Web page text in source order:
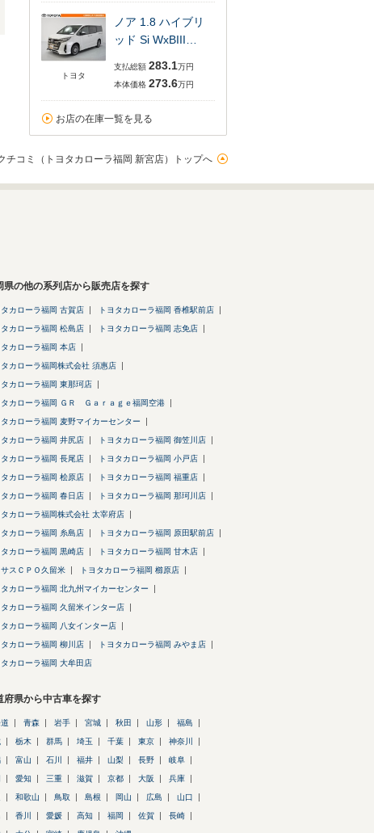
トヨタ
ノア 1.8 ハイブリ
ッド Si WxBIII…
支払総額 283.1万円
本体価格 273.6万円
お店の在庫一覧を見る
コミ（トヨタカローラ福岡 新宮店）トップへ
県の他の系列店から販売店を探す
タカローラ福岡 古賀店 トヨタカローラ福岡 香椎駅前店
タカローラ福岡 松島店 トヨタカローラ福岡 志免店
タカローラ福岡 本店
タカローラ福岡株式会社 須惠店
タカローラ福岡 東那珂店
タカローラ福岡 ＧＲ Ｇａｒａｇｅ福岡空港
タカローラ福岡 麦野マイカーセンター
タカローラ福岡 井尻店 トヨタカローラ福岡 御笠川店
タカローラ福岡 長尾店 トヨタカローラ福岡 小戸店
タカローラ福岡 桧原店 トヨタカローラ福岡 福重店
タカローラ福岡 春日店 トヨタカローラ福岡 那珂川店
タカローラ福岡株式会社 太宰府店
タカローラ福岡 糸島店 トヨタカローラ福岡 原田駅前店
タカローラ福岡 黒崎店 トヨタカローラ福岡 甘木店
サスＣＰＯ久留米 トヨタカローラ福岡 櫛原店
タカローラ福岡 北九州マイカーセンター
タカローラ福岡 久留米インター店
タカローラ福岡 八女インター店
タカローラ福岡 柳川店 トヨタカローラ福岡 みやま店
タカローラ福岡 大牟田店
府県から中古車を探す
青森 岩手 宮城 秋田 山形 福島
栃木 群馬 埼玉 千葉 東京 神奈川
富山 石川 福井 山梨 長野 岐阜
愛知 三重 滋賀 京都 大阪 兵庫
和歌山 鳥取 島根 岡山 広島 山口
香川 愛媛 高知 福岡 佐賀 長崎